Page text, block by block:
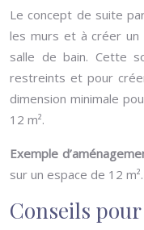
Le concept de suite
les murs et à créer un
salle de bain. Cette
restreints et pour
dimension minimale
12 m².
Exemple
sur un espace de 12 m².
Conseils